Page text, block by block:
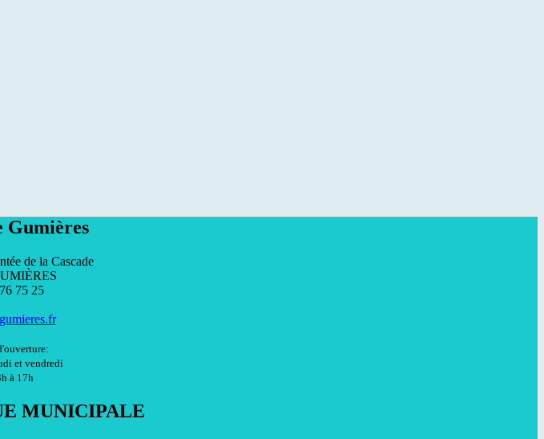
Gumières
de la Cascade
75 25
et vendredi
à 17h
MUNICIPALE